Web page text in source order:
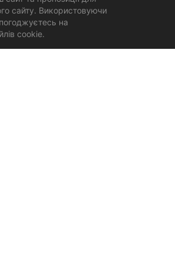
сайту. Використовуючи
на
cookie.